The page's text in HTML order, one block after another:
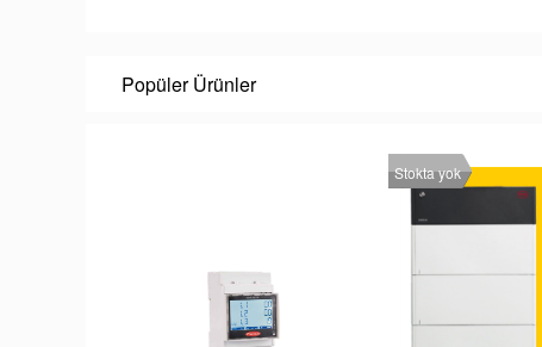
Popüler Ürünler
Stokta yok